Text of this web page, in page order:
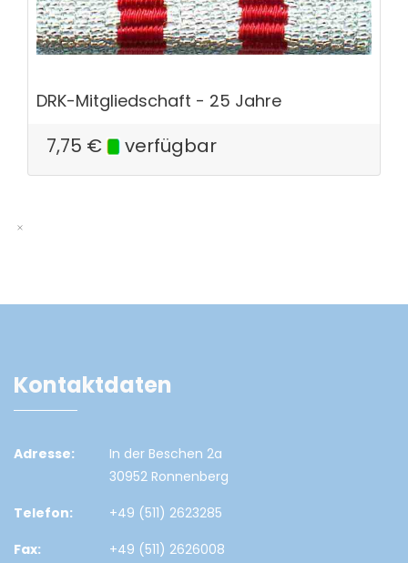
DRK-Mitgliedschaft - 25 Jahre
7,75 € verfügbar
Kontaktdaten
Adresse:
In der Beschen 2a
30952 Ronnenberg
Telefon:
+49 (511) 2623285
Fax:
+49 (511) 2626008